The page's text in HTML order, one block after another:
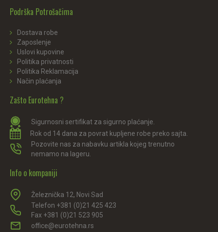
Podrška Potrošačima
Dostava robe
Zaposlenje
Uslovi kupovine
Politika privatnosti
Politika Reklamacija
Način plaćanja
Zašto Eurotehna ?
Sigurnosni sertifikat za sigurno plaćanje.
Rok od 14 dana za povrat kupljene robe preko sajta.
Pozovite nas za nabavku artikla kojeg trenutno
nemamo na lageru.
Info o kompaniji
Železnička 12, Novi Sad
Telefon +381 (0)21 425 423
Fax +381 (0)21 523 905
office@eurotehna.rs